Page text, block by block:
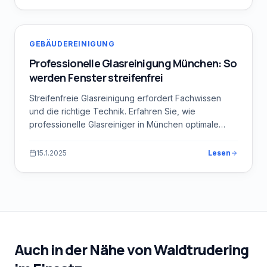
GEBÄUDEREINIGUNG
Professionelle Glasreinigung München: So
werden Fenster streifenfrei
Streifenfreie Glasreinigung erfordert Fachwissen
und die richtige Technik. Erfahren Sie, wie
professionelle Glasreiniger in München optimale
15.1.2025 Lesen
Auch in der Nähe vonWaldtrudering